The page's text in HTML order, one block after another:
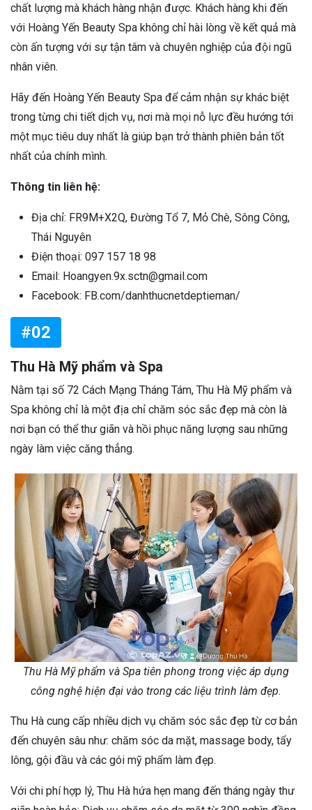
chất lượng mà khách hàng nhận được. Khách hàng khi đến
với Hoàng Yến Beauty Spa không chỉ hài lòng về kết quả mà
còn ấn tượng với sự tận tâm và chuyên nghiệp của đội ngũ
nhân viên.
Hãy đến Hoàng Yến Beauty Spa để cảm nhận sự khác biệt
trong từng chi tiết dịch vụ, nơi mà mọi nỗ lực đều hướng tới
một mục tiêu duy nhất là giúp bạn trở thành phiên bản tốt
nhất của chính mình.
Thông tin liên hệ:
Địa chỉ: FR9M+X2Q, Đường Tổ 7, Mỏ Chè, Sông Công,
Thái Nguyên
Điện thoại: 097 157 18 98
Email: Hoangyen.9x.sctn@gmail.com
Facebook: FB.com/danhthucnetdeptieman/
#02
Thu Hà Mỹ phẩm và Spa
Nằm tại số 72 Cách Mạng Tháng Tám, Thu Hà Mỹ phẩm và
Spa không chỉ là một địa chỉ chăm sóc sắc đẹp mà còn là
nơi bạn có thể thư giãn và hồi phục năng lượng sau những
ngày làm việc căng thẳng.
Thu Hà Mỹ phẩm và Spa tiên phong trong việc áp dụng
công nghệ hiện đại vào trong các liệu trình làm đẹp.
Thu Hà cung cấp nhiều dịch vụ chăm sóc sắc đẹp từ cơ bản
đến chuyên sâu như: chăm sóc da mặt, massage body, tẩy
lông, gội đầu và các gói mỹ phẩm làm đẹp.
Với chi phí hợp lý, Thu Hà hứa hẹn mang đến tháng ngày thư